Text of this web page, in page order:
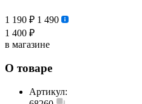
1 190 ₽ 1 490
1 400 ₽
в магазине
О товаре
Артикул: